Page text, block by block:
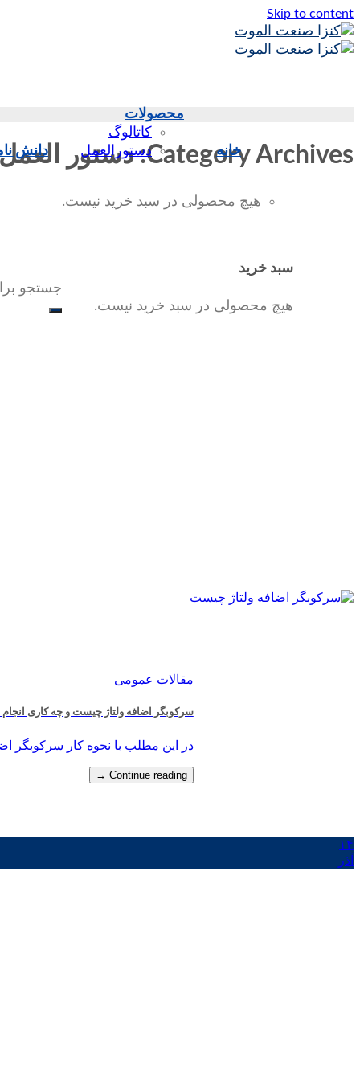
Skip to content
خانه
محصولات
کاتالوگ
دستورالعمل
دانش
هیچ محصولی در سبد خرید نیست.
سبد خرید
هیچ محصولی در سبد خرید نیست.
جستجو
Category Archives: دستور
مقالات عمومی
سرکوبگر اضافه ولتاژ چیست و چه کاری
در این مطلب با نحوه کار سرکوبگر
Continue reading
→
۱۴
آذر